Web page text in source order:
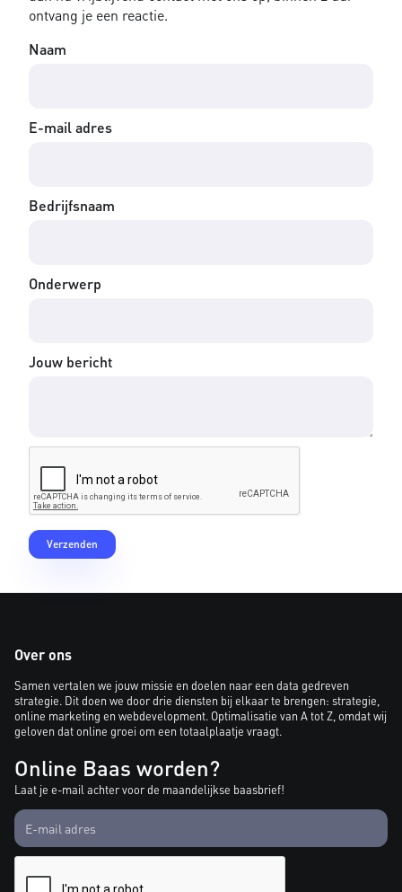
ontvang je een reactie.
Naam
E-mail adres
Bedrijfsnaam
Onderwerp
Jouw bericht
Over ons
Samen vertalen we jouw missie en doelen naar een data gedreven
strategie. Dit doen we door drie diensten bij elkaar te brengen: strategie,
online marketing en webdevelopment. Optimalisatie van A tot Z, omdat wij
geloven dat online groei om een totaalplaatje vraagt.
Online Baas worden?
Laat je e-mail achter voor de maandelijkse baasbrief!